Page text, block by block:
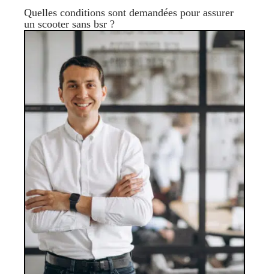
Quelles conditions sont demandées pour assurer
un scooter sans bsr ?